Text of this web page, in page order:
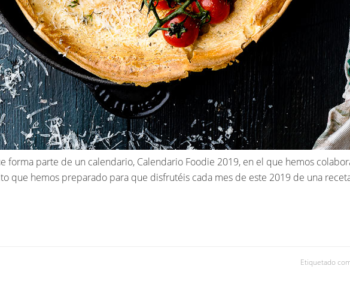
forma parte de un calendario, Calendario Foodie 2019, en el que hemos
que hemos preparado para que disfrutéis cada mes de este 2019 de una
Etiquetado